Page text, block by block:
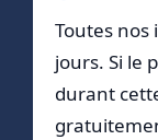
Toutes
jours. Si le
durant